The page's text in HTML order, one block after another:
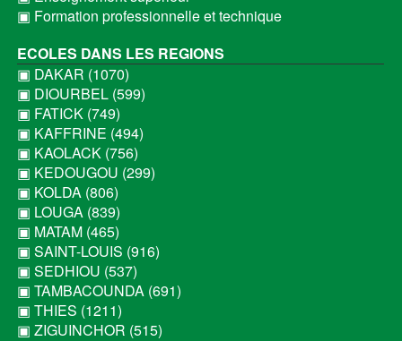
▣ Formation professionnelle et technique
ECOLES DANS LES REGIONS
▣ DAKAR (1070)
▣ DIOURBEL (599)
▣ FATICK (749)
▣ KAFFRINE (494)
▣ KAOLACK (756)
▣ KEDOUGOU (299)
▣ KOLDA (806)
▣ LOUGA (839)
▣ MATAM (465)
▣ SAINT-LOUIS (916)
▣ SEDHIOU (537)
▣ TAMBACOUNDA (691)
▣ THIES (1211)
▣ ZIGUINCHOR (515)